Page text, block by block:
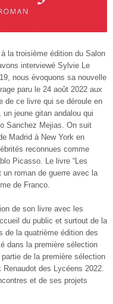
la troisième édition du Salon
interviewé Sylvie Le
nous évoquons sa nouvelle
paru le 24 août 2022 aux
de ce livre qui se déroule en
un jeune gitan andalou qui
Sanchez Mejias. On suit
Madrid à New York en
reconnues comme
Picasso. Le livre “Les
un roman de guerre avec la
de Franco.
de son livre avec les
du public et surtout de la
de la quatrième édition des
dans la première sélection
de la première sélection
des Lycéens 2022.
et de ses projets